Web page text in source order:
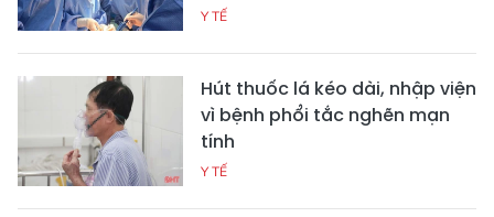
Y TẾ
Hút thuốc lá kéo dài, nhập viện
vì bệnh phổi tắc nghẽn mạn
tính
Y TẾ